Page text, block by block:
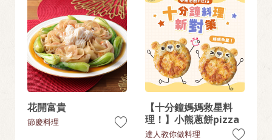
花開富貴
節慶料理
【十分鐘媽媽救星料
理！】小熊蔥餅pizza
達人教你做料理